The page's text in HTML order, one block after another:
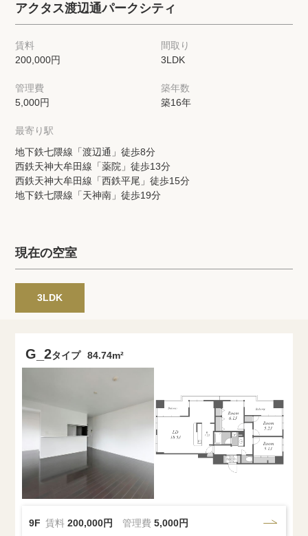
店舗・スタッフ紹介
希望条件を伝えてプロに探してもらう
来店予約
各種お問い合わせ
高級賃貸物件コラム modern classについて
高級賃貸物件トピック 会社概要
商標について
アクタス渡辺通パークシティ
賃料
200,000円
間取り
3LDK
管理費
5,000円
築年数
築16年
最寄り駅
地下鉄七隈線「渡辺通」徒歩8分
西鉄天神大牟田線「薬院」徒歩13分
西鉄天神大牟田線「西鉄平尾」徒歩15分
地下鉄七隈線「天神南」徒歩19分
現在の空室
3LDK
G_2タイプ 84.74m²
9F 賃料200,000円 管理費5,000円